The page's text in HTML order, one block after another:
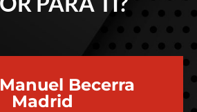
Becerra
Madrid